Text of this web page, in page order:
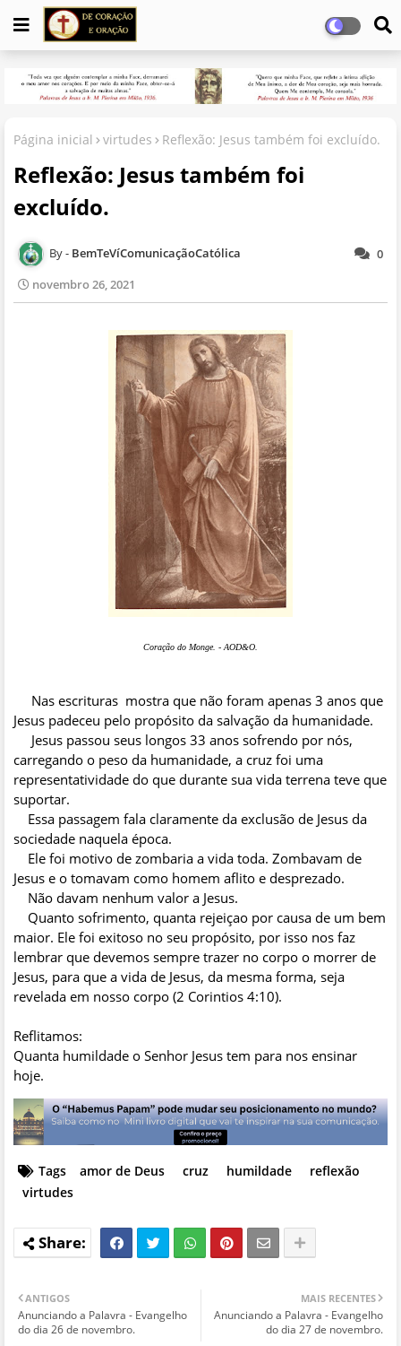
Página inicial virtudes Reflexão: Jesus também foi excluído.
Reflexão: Jesus também foi
excluído.
0
BemTeVíComunicaçãoCatólica
novembro 26, 2021
Coração do Monge. - AOD&O.
Nas escrituras mostra que não foram apenas 3 anos que
Jesus padeceu pelo propósito da salvação da humanidade.
Jesus passou seus longos 33 anos sofrendo por nós,
carregando o peso da humanidade, a cruz foi uma
representatividade do que durante sua vida terrena teve que
suportar.
Essa passagem fala claramente da exclusão de Jesus da
sociedade naquela época.
Ele foi motivo de zombaria a vida toda. Zombavam de
Jesus e o tomavam como homem aflito e desprezado.
Não davam nenhum valor a Jesus.
Quanto sofrimento, quanta rejeiçao por causa de um bem
maior. Ele foi exitoso no seu propósito, por isso nos faz
lembrar que devemos sempre trazer no corpo o morrer de
Jesus, para que a vida de Jesus, da mesma forma, seja
revelada em nosso corpo (2 Corintios 4:10).
Reflitamos:
Quanta humildade o Senhor Jesus tem para nos ensinar
hoje.
Tags amor de Deus cruz humildade
reflexão
virtudes
MAIS RECENTES
Anunciando a Palavra - Evangelho
do dia 27 de novembro.
ANTIGOS
Anunciando a Palavra - Evangelho
do dia 26 de novembro.